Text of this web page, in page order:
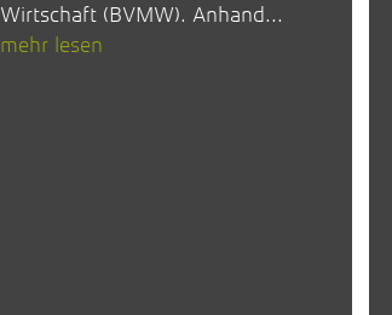
Wirtschaft (BVMW). Anhand...
mehr lesen